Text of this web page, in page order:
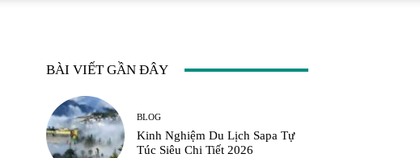
BÀI VIẾT GẦN ĐÂY
BLOG
Kinh Nghiệm Du Lịch Sapa Tự
Túc Siêu Chi Tiết 2026